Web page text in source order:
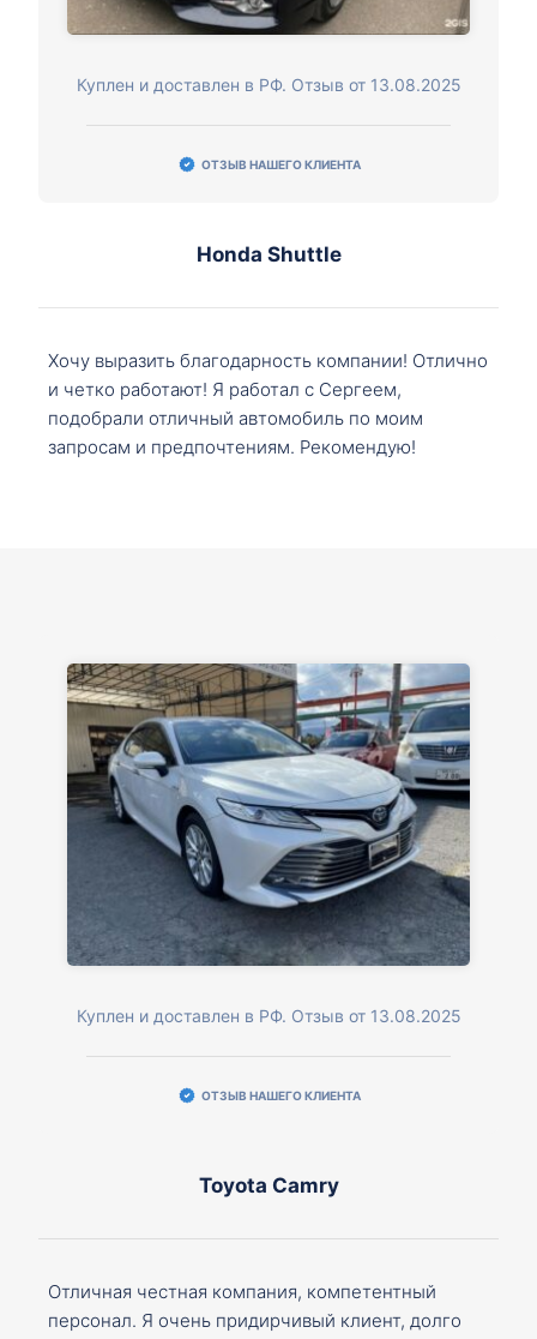
Куплен и доставлен в РФ. Отзыв от 13.08.2025
ОТЗЫВ НАШЕГО КЛИЕНТА
Honda Shuttle
Хочу выразить благодарность компании! Отлично
и четко работают! Я работал с Сергеем,
подобрали отличный автомобиль по моим
запросам и предпочтениям. Рекомендую!
Куплен и доставлен в РФ. Отзыв от 13.08.2025
ОТЗЫВ НАШЕГО КЛИЕНТА
Toyota Camry
Отличная честная компания, компетентный
персонал. Я очень придирчивый клиент, долго